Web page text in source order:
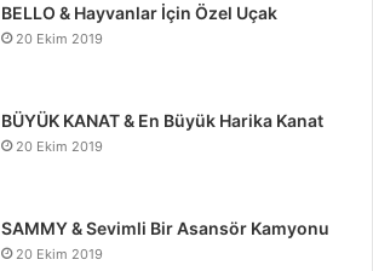
BELLO & Hayvanlar İçin Özel Uçak
20 Ekim 2019
BÜYÜK KANAT & En Büyük Harika Kanat
20 Ekim 2019
SAMMY & Sevimli Bir Asansör Kamyonu
20 Ekim 2019